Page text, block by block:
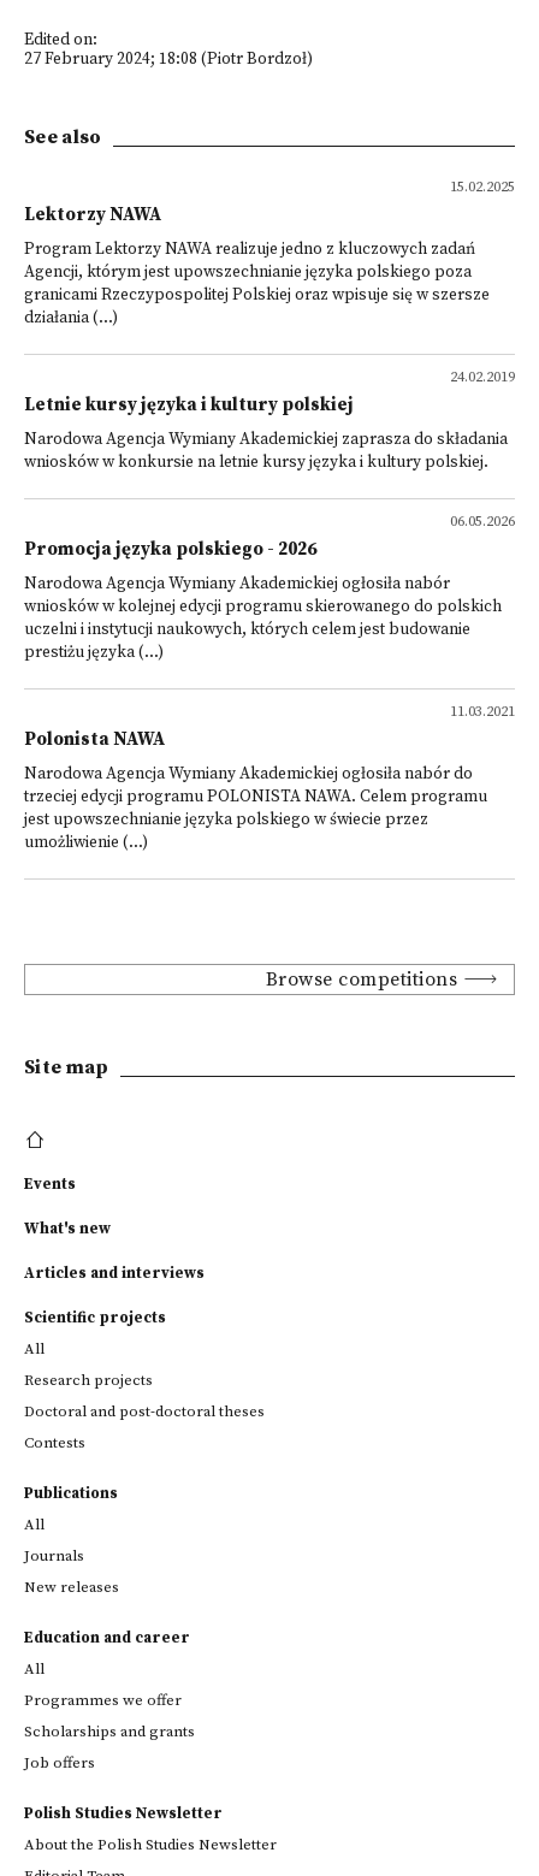
Edited on:
27 February 2024; 18:08 (Piotr Bordzoł)
See also
15.02.2025
Lektorzy NAWA
Program Lektorzy NAWA realizuje jedno z kluczowych zadań
Agencji, którym jest upowszechnianie języka polskiego poza
granicami Rzeczypospolitej Polskiej oraz wpisuje się w szersze
działania (...)
24.02.2019
Letnie kursy języka i kultury polskiej
Narodowa Agencja Wymiany Akademickiej zaprasza do składania
wniosków w konkursie na letnie kursy języka i kultury polskiej.
06.05.2026
Promocja języka polskiego - 2026
Narodowa Agencja Wymiany Akademickiej ogłosiła nabór
wniosków w kolejnej edycji programu skierowanego do polskich
uczelni i instytucji naukowych, których celem jest budowanie
prestiżu języka (...)
11.03.2021
Polonista NAWA
Narodowa Agencja Wymiany Akademickiej ogłosiła nabór do
trzeciej edycji programu POLONISTA NAWA. Celem programu
jest upowszechnianie języka polskiego w świecie przez
umożliwienie (...)
Browse competitions
Site map
Events
What's new
Articles and interviews
Scientific projects
All
Research projects
Doctoral and post-doctoral theses
Contests
Publications
All
Journals
New releases
Education and career
All
Programmes we offer
Scholarships and grants
Job offers
Polish Studies Newsletter
About the Polish Studies Newsletter